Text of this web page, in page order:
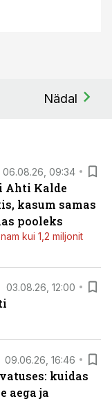
Nädal
06.08.26, 09:34
Ahti Kalde
kasum samas
pooleks
kui 1,2 miljonit
03.08.26, 12:00
09.06.26, 16:46
kuidas
aega ja